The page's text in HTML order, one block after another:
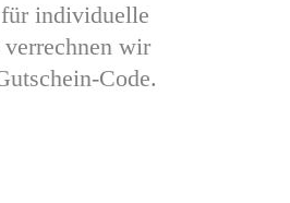
individuelle
wir
Code.